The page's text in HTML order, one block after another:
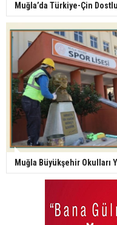
Muğla’da Türkiye-Çin
Muğla Büyükşehir Okulları